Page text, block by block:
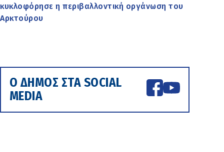
κυκλοφόρησε η περιβαλλοντική οργάνωση του
Αρκτούρου
Ο ΔΗΜΟΣ ΣΤΑ SOCIAL
MEDIA